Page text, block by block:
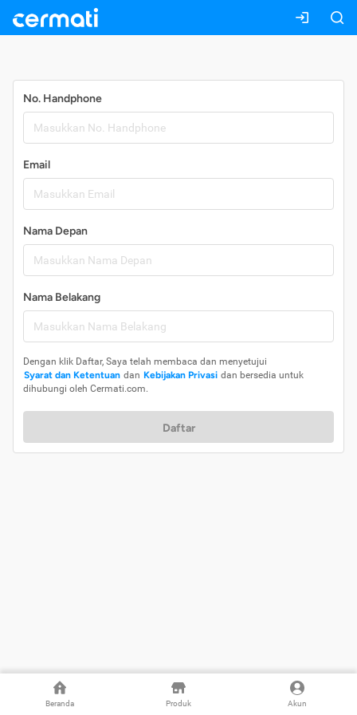
Beranda Produk Akun
No. Handphone
Email
Nama Depan
Nama Belakang
Dengan klik Daftar, Saya telah membaca dan menyetujui
Syarat dan Ketentuan dan Kebijakan Privasi dan bersedia untuk
dihubungi oleh Cermati.com.
Daftar